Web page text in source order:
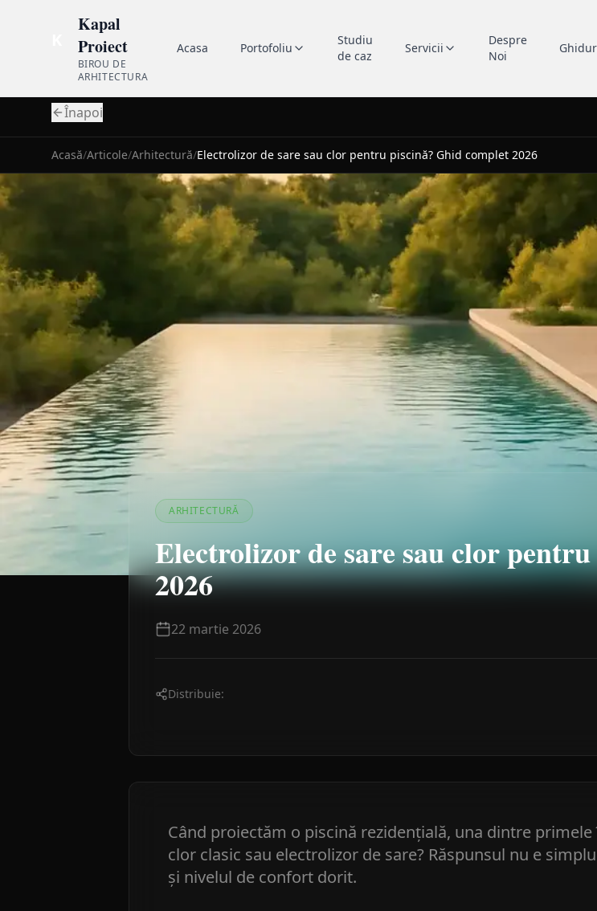
Kapal
Proiect
BIROU DE
ARHITECTURA
Acasa Portofoliu
Studiu
de caz
Servicii
Despre
Noi
Înapoi
Acasă/Articole/Arhitectură/Electrolizor de sare sau clor pentru piscină? Ghid complet 2026
ARHITECTURĂ
Electrolizor de sare sau clor
2026
22 martie 2026
Distribuie:
Când proiectăm o piscină rezidențială, una dintre
clor clasic sau electrolizor de sare? Răspunsul nu e
și nivelul de confort dorit.